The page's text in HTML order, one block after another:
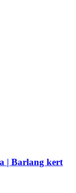
| Barlang kert